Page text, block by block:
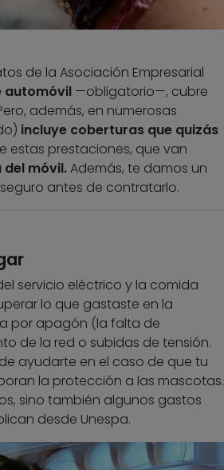
de la Asociación Empresarial
automóvil—obligatorio—, cubre
además, en numerosas
incluye coberturas que quizás
estas prestaciones, que van
móvil.Además, te damos un
antes de contratarlo.
servicio eléctrico y la comida
lo que gastaste en la
por apagón (la falta de
de la red o subidas de tensión.
ayudarte en el caso de que tu
la protección a las mascotas.
sino también algunos gastos
desde Unespa.